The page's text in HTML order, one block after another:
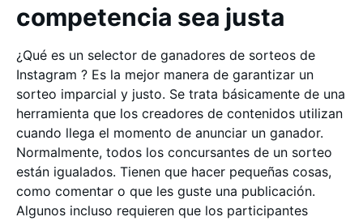
competencia sea justa
¿Qué es un selector de ganadores de sorteos de
Instagram ? Es la mejor manera de garantizar un
sorteo imparcial y justo. Se trata básicamente de una
herramienta que los creadores de contenidos utilizan
cuando llega el momento de anunciar un ganador.
Normalmente, todos los concursantes de un sorteo
están igualados. Tienen que hacer pequeñas cosas,
como comentar o que les guste una publicación.
Algunos incluso requieren que los participantes